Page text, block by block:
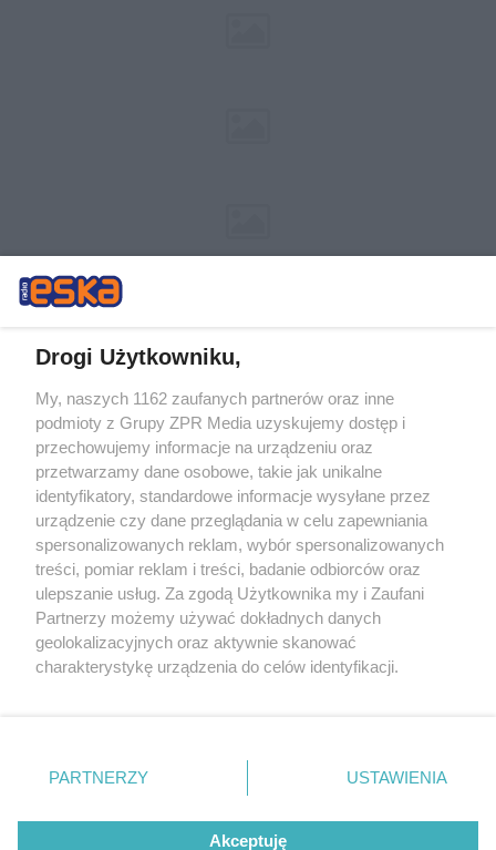
Żaden utwór zamieszczony w serwisie nie może być powielany i
rozpowszechniany lub dalej rozpowszechniany w jakikolwiek sposób (w
tym także elektroniczny lub mechaniczny) na jakimkolwiek polu
eksploatacji w jakiejkolwiek formie, włącznie z umieszczaniem w
Internecie bez pisemnej zgody właściciela praw. Jakiekolwiek użycie lub
wykorzystanie utworów w całości lub w części z naruszeniem prawa,
tzn. bez właściwej zgody, jest zabronione pod groźbą kary i może być
ścigane prawnie.
© 2026 Grupa ZPR Media
Drogi Użytkowniku,
My, naszych 1162 zaufanych partnerów oraz inne
podmioty z Grupy ZPR Media uzyskujemy dostęp i
przechowujemy informacje na urządzeniu oraz
przetwarzamy dane osobowe, takie jak unikalne
identyfikatory, standardowe informacje wysyłane przez
urządzenie czy dane przeglądania w celu zapewniania
spersonalizowanych reklam, wybór spersonalizowanych
treści, pomiar reklam i treści, badanie odbiorców oraz
ulepszanie usług. Za zgodą Użytkownika my i Zaufani
Partnerzy możemy używać dokładnych danych
geolokalizacyjnych oraz aktywnie skanować
charakterystykę urządzenia do celów identyfikacji.
zmienić/wycofać klikając przycisk ustawień prywatności
znajdujący się w lewym dolnym rogu strony
rodzaje przetwarzania danych nie wymagają zgody
użytkownika, ale masz prawo sprzeciwić się takiemu
PARTNERZY USTAWIENIA
Akceptuję